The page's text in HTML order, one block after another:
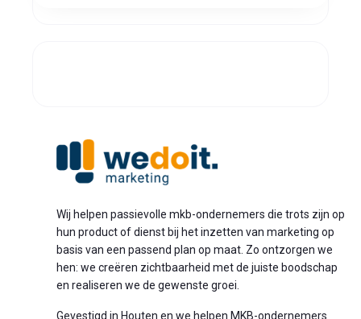
Wij helpen passievolle mkb-ondernemers die trots zijn op
hun product of dienst bij het inzetten van marketing op
basis van een passend plan op maat. Zo ontzorgen we
hen: we creëren zichtbaarheid met de juiste boodschap
en realiseren we de gewenste groei.
Gevestigd in Houten en we helpen MKB-ondernemers